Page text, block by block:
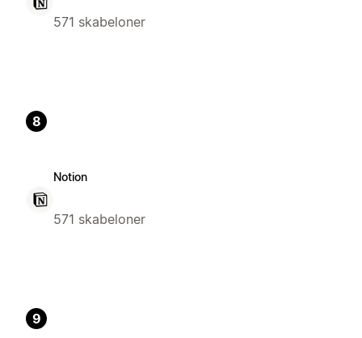
571 skabeloner
8
Notion
571 skabeloner
9